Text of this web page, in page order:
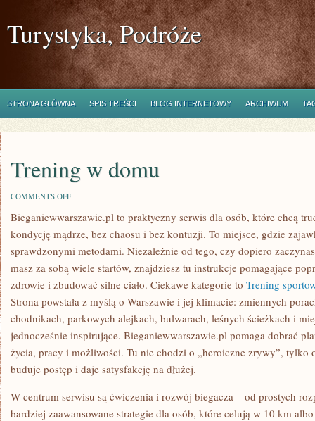
Turystyka, Podróże
STRONA GŁÓWNA SPIS TREŚCI BLOG INTERNETOWY ARCHIWUM
Trening w domu
COMMENTS OFFON
W
Bieganiewwarszawie.pl to praktyczny serwis dla osób, które chcą
kondycję mądrze, bez chaosu i bez kontuzji. To miejsce, gdzie
sprawdzonymi metodami. Niezależnie od tego, czy dopiero
masz za sobą wiele startów, znajdziesz tu instrukcje pomagające
zdrowie i zbudować silne ciało. Ciekawe kategorie to Trening
Strona powstała z myślą o Warszawie i jej klimacie: zmiennych
chodnikach, parkowych alejkach, bulwarach, leśnych ścieżkach i
jednocześnie inspirujące. Bieganiewwarszawie.pl pomaga dobrać
życia, pracy i możliwości. Tu nie chodzi o „heroiczne zrywy”, tylko
buduje postęp i daje satysfakcję na dłużej.
W centrum serwisu są ćwiczenia i rozwój biegacza – od prostych
bardziej zaawansowane strategie dla osób, które celują w 10 km